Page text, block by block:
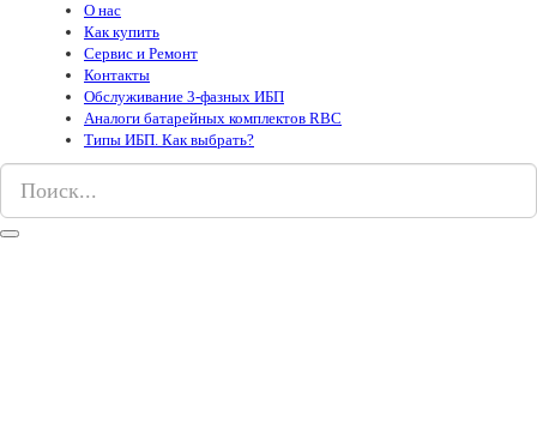
О нас
Как купить
Сервис и Ремонт
Контакты
Обслуживание 3-фазных ИБП
Аналоги батарейных комплектов RBC
Типы ИБП. Как выбрать?